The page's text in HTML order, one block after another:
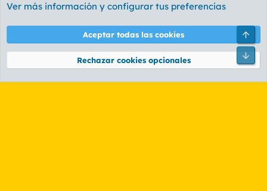
Cookies
PL OLDSTYLE AMARILLO
Términos y reglas Política de privacidad Ayuda
Community platform by XenForo® © 2010-2026 XenForo Ltd.
Ver más información y configurar tus preferencias
Aceptar todas las cookies
Rechazar cookies opcionales
Pie